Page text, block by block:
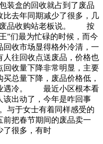
装盒的回收就占到了废品
比去年同期减少了很多，几
废品收购站老板说。 按
”们最为忙碌的时候，而今
收市场显得格外冷清，一
往回收点送废品，价格也
回收量下降非常明显，主要
总量下降，废品价格低，
遇冷。 最近小区根本看
该出动了，今年是咋回事
与于女士有着同样感受的
把春节期间的废品卖一
了很多，有时